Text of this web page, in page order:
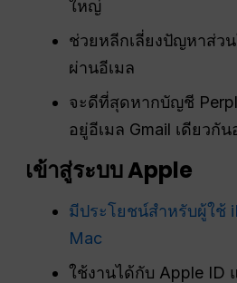
ใหญ่
ช่วยหลีกเลี่ยงปัญหาส่ว
ผ่านอีเมล
จะดีที่สุดหากบัญชี
อยู่อีเมล Gmail เดียวกั
เข้าสู่ระบบ Apple
มีประโยชน์สำหรับผู้ใช้
Mac
ใช้งานได้กับ Apple ID